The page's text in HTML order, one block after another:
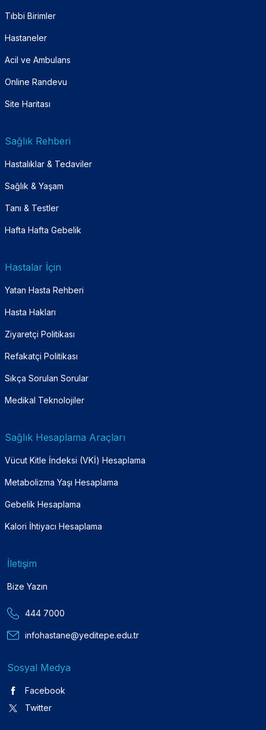
Tıbbi Birimler
Hastaneler
Acil ve Ambulans
Online Randevu
Site Haritası
Sağlık Rehberi
Hastalıklar & Tedaviler
Sağlık & Yaşam
Tanı & Testler
Hafta Hafta Gebelik
Hastalar İçin
Yatan Hasta Rehberi
Hasta Hakları
Ziyaretçi Politikası
Refakatçi Politikası
Sıkça Sorulan Sorular
Medikal Teknolojiler
Sağlık Hesaplama Araçları
Vücut Kitle İndeksi (VKİ) Hesaplama
Metabolizma Yaşı Hesaplama
Gebelik Hesaplama
Kalori İhtiyacı Hesaplama
İletişim
Bize Yazın
444 7000
infohastane@yeditepe.edu.tr
Sosyal Medya
Facebook
Twitter